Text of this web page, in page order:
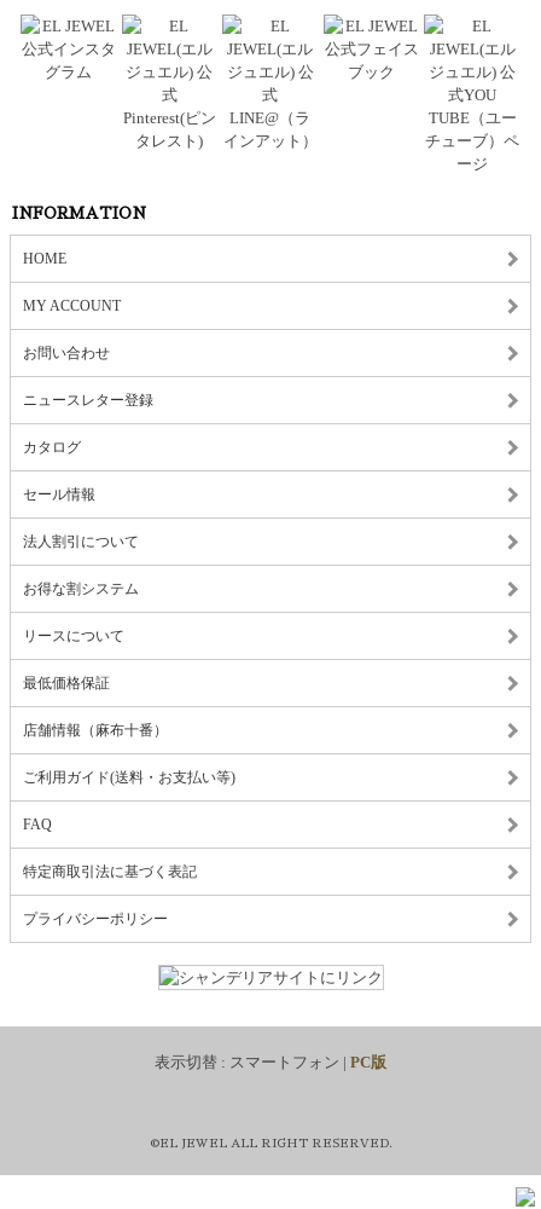
INFORMATION
HOME
MY ACCOUNT
お問い合わせ
ニュースレター登録
カタログ
セール情報
法人割引について
お得な割システム
リースについて
最低価格保証
店舗情報（麻布十番）
ご利用ガイド(送料・お支払い等)
FAQ
特定商取引法に基づく表記
プライバシーポリシー
表示切替 : スマートフォン | PC版
©EL JEWEL ALL RIGHT RESERVED.